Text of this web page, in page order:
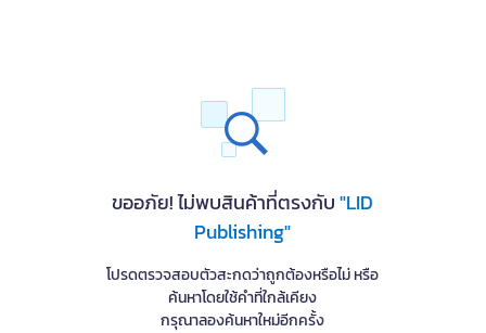
ขออภัย! ไม่พบสินค้าที่ตรงกับ"LID
Publishing"
โปรดตรวจสอบตัวสะกดว่าถูกต้องหรือไม่ หรือ
ค้นหาโดยใช้คำที่ใกล้เคียง
กรุณาลองค้นหาใหม่อีกครั้ง